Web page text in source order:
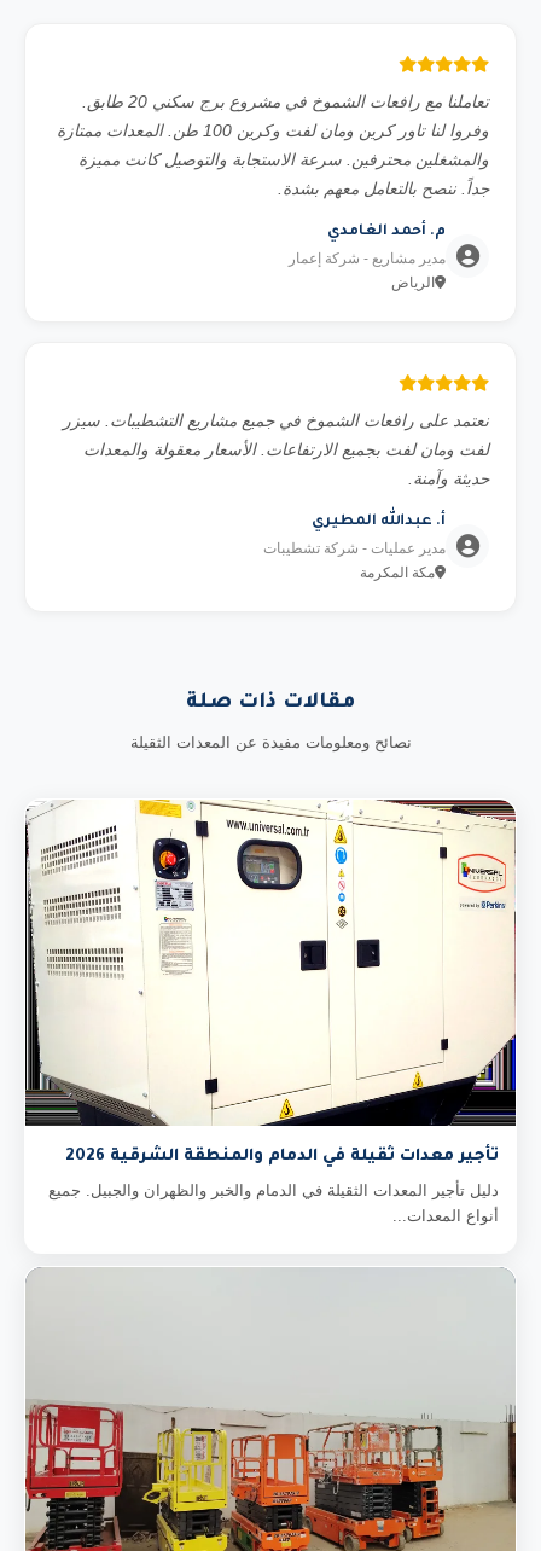
تعاملنا مع رافعات الشموخ في مشروع برج سكني 20 طابق.
وفروا لنا تاور كرين ومان لفت وكرين 100 طن. المعدات ممتازة
والمشغلين محترفين. سرعة الاستجابة والتوصيل كانت مميزة
جداً. ننصح بالتعامل معهم بشدة.
م. أحمد الغامدي
مدير مشاريع - شركة إعمار
الرياض
نعتمد على رافعات الشموخ في جميع مشاريع التشطيبات. سيزر
لفت ومان لفت بجميع الارتفاعات. الأسعار معقولة والمعدات
حديثة وآمنة.
أ. عبدالله المطيري
مدير عمليات - شركة تشطيبات
مكة المكرمة
مقالات ذات صلة
نصائح ومعلومات مفيدة عن المعدات الثقيلة
تأجير معدات ثقيلة في الدمام والمنطقة الشرقية 2026
دليل تأجير المعدات الثقيلة في الدمام والخبر والظهران والجبيل. جميع
أنواع المعدات...